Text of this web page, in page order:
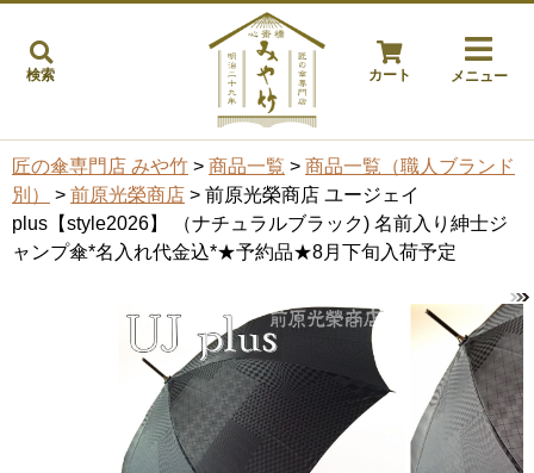
検索 カート メニュー
匠の傘専門店 みや竹 > 商品一覧 > 商品一覧（職人ブランド
別）
> 前原光榮商店 > 前原光榮商店 ユージェイ
plus【style2026】 （ナチュラルブラック) 名前入り紳士ジ
ャンプ傘*名入れ代金込*★予約品★8月下旬入荷予定